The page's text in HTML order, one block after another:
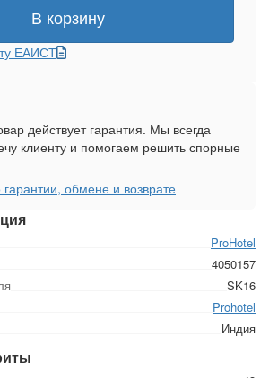
ProHotel
4050157
SK16
Prohotel
Индия
В корзину
ЕАИСТ
действует гарантия. Мы всегда
клиенту и помогаем решить спорные
обмене и возврате